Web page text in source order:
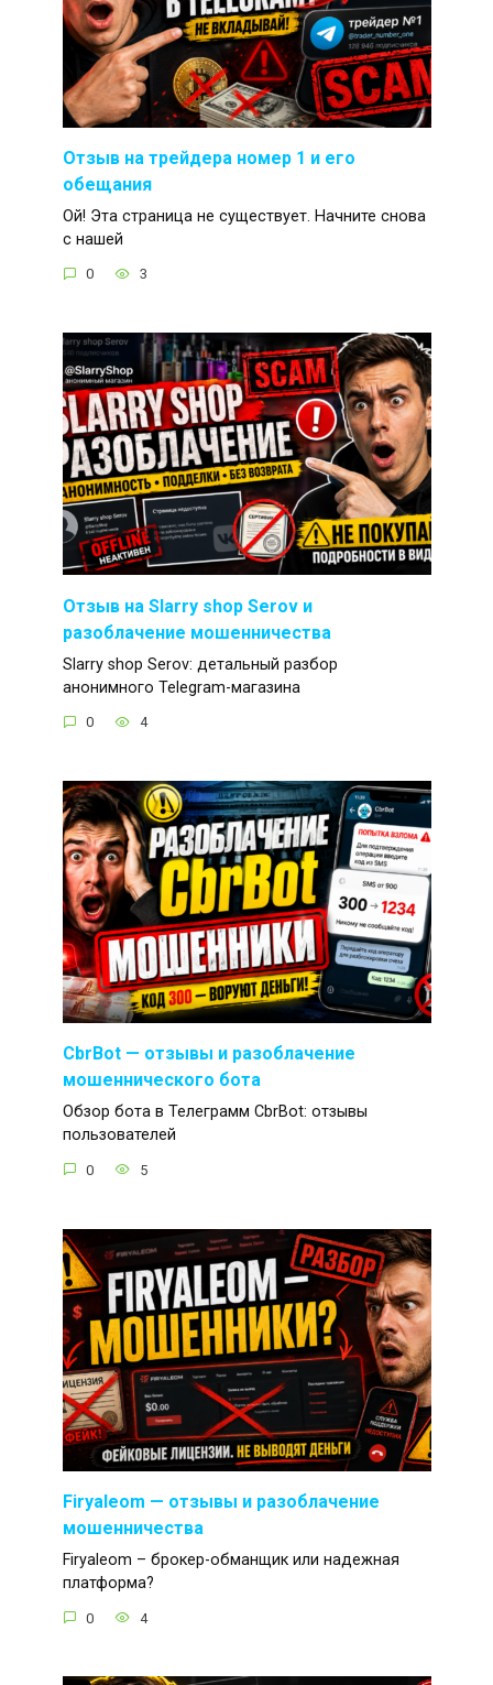
Отзыв на трейдера номер 1 и его
обещания
Ой! Эта страница не существует. Начните снова
с нашей
0 3
Отзыв на Slarry shop Serov и
разоблачение мошенничества
Slarry shop Serov: детальный разбор
анонимного Telegram-магазина
0 4
CbrBot — отзывы и разоблачение
мошеннического бота
Обзор бота в Телеграмм CbrBot: отзывы
пользователей
0 5
Firyaleom — отзывы и разоблачение
мошенничества
Firyaleom – брокер-обманщик или надежная
платформа?
0 4